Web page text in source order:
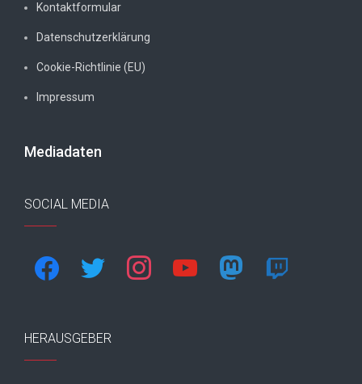
Kontaktformular
Datenschutzerklärung
Cookie-Richtlinie (EU)
Impressum
Mediadaten
SOCIAL MEDIA
facebook twitter instagram youtube mastodon twitch
HERAUSGEBER